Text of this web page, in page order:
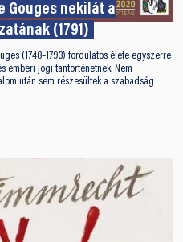
Gouges nekilát a
(1791)
(1748–1793) fordulatos élete egyszerre
emberi jogi tantörténetnek. Nem
után sem részesültek a szabadság